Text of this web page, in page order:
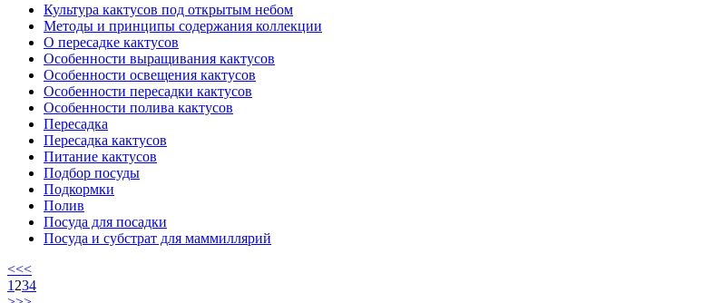
Культура кактусов под открытым небом
Методы и принципы содержания коллекции
О пересадке кактусов
Особенности выращивания кактусов
Особенности освещения кактусов
Особенности пересадки кактусов
Особенности полива кактусов
Пересадка
Пересадка кактусов
Питание кактусов
Подбор посуды
Подкормки
Полив
Посуда для посадки
Посуда и субстрат для маммиллярий
<<<
1 234